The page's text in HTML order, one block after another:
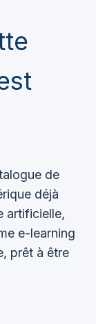
de
déjà
artificielle,
e-learning
prêt à être